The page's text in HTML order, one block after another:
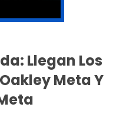
Llegan Los
Meta Y